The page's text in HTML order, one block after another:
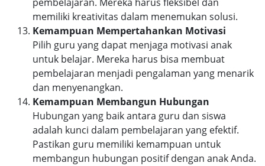
memiliki kreativitas dalam menemukan solusi.
Kemampuan Mempertahankan Motivasi
Pilih guru yang dapat menjaga motivasi anak
untuk belajar. Mereka harus bisa membuat
pembelajaran menjadi pengalaman yang menarik
dan menyenangkan.
Kemampuan Membangun Hubungan
Hubungan yang baik antara guru dan siswa
adalah kunci dalam pembelajaran yang efektif.
Pastikan guru memiliki kemampuan untuk
membangun hubungan positif dengan anak Anda.